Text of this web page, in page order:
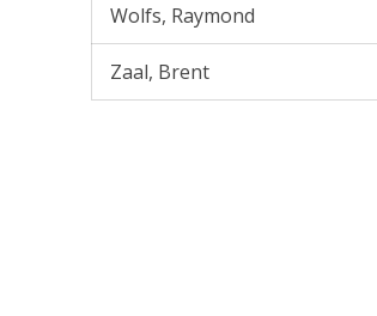
Wolfs, Raymond
Zaal, Brent